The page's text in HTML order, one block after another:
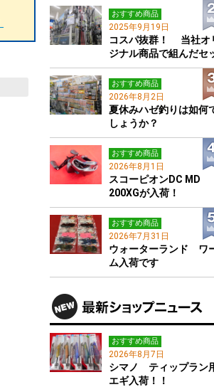
おすすめ商品
2025年9月19日
コスパ抜群！ 当社オ
ジナル商品で組んだセ
おすすめ商品
2026年8月2日
夏休みハゼ釣りは如何
しょうか？
おすすめ商品
2026年8月1日
スコーピオンDC MD
200XGが入荷！
おすすめ商品
2026年7月31日
ウォーターランド ワ
ム入荷です
おすすめ商品
2026年8月7日
シマノ ティップラン
エギ入荷！！